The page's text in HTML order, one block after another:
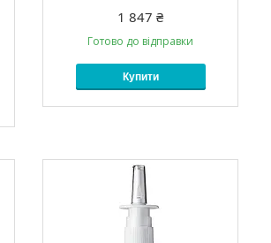
1 847 ₴
Готово до відправки
Купити